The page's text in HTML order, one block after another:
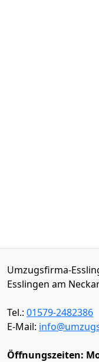
Umzugsfirma-
Esslingen am
Tel.: 01579-2482386
E-Mail:
Öffnungszeiten: